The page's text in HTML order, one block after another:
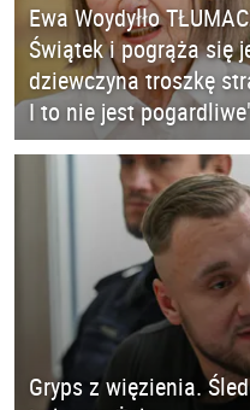
Ewa Woydyłło
Świątek i pogrąża się
dziewczyna troszkę
I to nie jest
Gryps z więzienia.